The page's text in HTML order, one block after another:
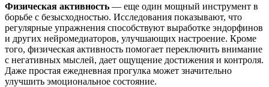
Физическая активность — еще один мощный инструмент в
борьбе с безысходностью. Исследования показывают, что
регулярные упражнения способствуют выработке эндорфинов
и других нейромедиаторов, улучшающих настроение. Кроме
того, физическая активность помогает переключить внимание
с негативных мыслей, дает ощущение достижения и контроля.
Даже простая ежедневная прогулка может значительно
улучшить эмоциональное состояние.